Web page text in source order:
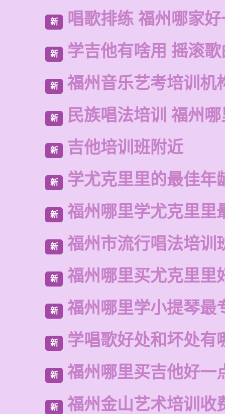
新 唱歌排练 福州哪家
新 学吉他有啥用 摇滚歌
新 福州音乐艺考培训机
新 民族唱法培训 福州
新 吉他培训班附近
新 学尤克里里的最佳年
新 福州哪里学尤克里里
新 福州市流行唱法培训
新 福州哪里买尤克里里
新 福州哪里学小提琴最
新 学唱歌好处和坏处有
新 福州哪里买吉他好一
新 福州金山艺术培训收